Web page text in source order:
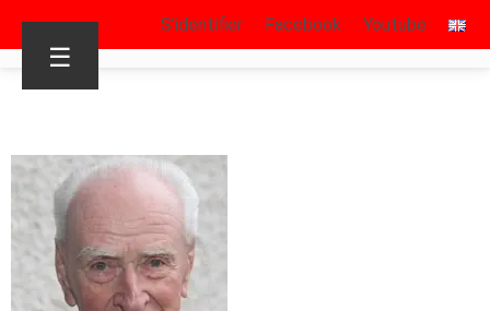
S’identifier Facebook Youtube
☰